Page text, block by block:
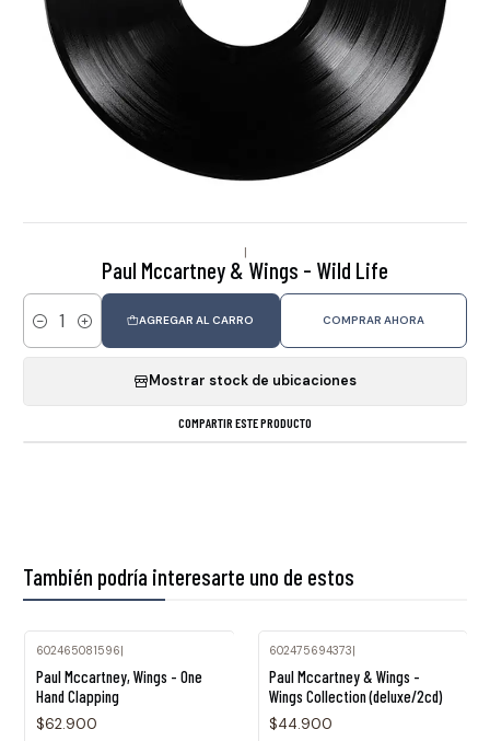
|
Paul Mccartney & Wings - Wild Life
Cantidad
AGREGAR AL CARRO COMPRAR AHORA
Mostrar stock de ubicaciones
COMPARTIR ESTE PRODUCTO
También podría interesarte uno de estos
602465081596|
Paul Mccartney, Wings - One
Hand Clapping
$62.900
602475694373|
Paul Mccartney & Wings -
Wings Collection (deluxe/2cd)
$44.900